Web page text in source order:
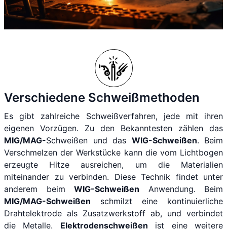
Verschiedene Schweißmethoden
Es gibt zahlreiche Schweißverfahren, jede mit ihren
eigenen Vorzügen. Zu den Bekanntesten zählen das
MIG/MAG-Schweißen und das WIG-Schweißen. Beim
Verschmelzen der Werkstücke kann die vom Lichtbogen
erzeugte Hitze ausreichen, um die Materialien
miteinander zu verbinden. Diese Technik findet unter
anderem beim WIG-Schweißen Anwendung. Beim
MIG/MAG-Schweißen schmilzt eine kontinuierliche
Drahtelektrode als Zusatzwerkstoff ab, und verbindet
die Metalle. Elektrodenschweißen ist eine weitere